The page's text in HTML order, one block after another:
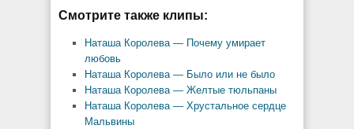
Смотрите также клипы:
Наташа Королева — Почему умирает
любовь
Наташа Королева — Было или не было
Наташа Королева — Желтые тюльпаны
Наташа Королева — Хрустальное сердце
Мальвины